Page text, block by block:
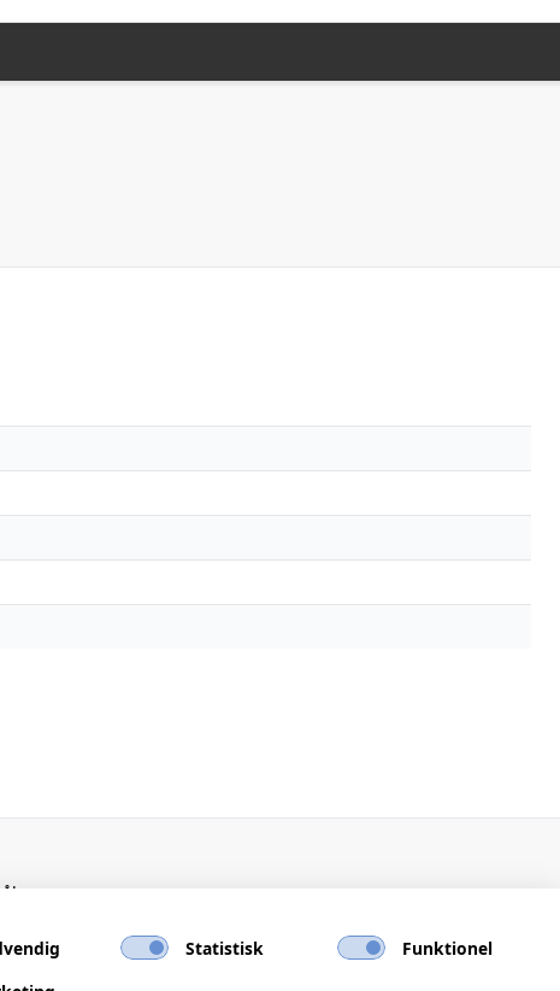
Statistisk
Funktionel